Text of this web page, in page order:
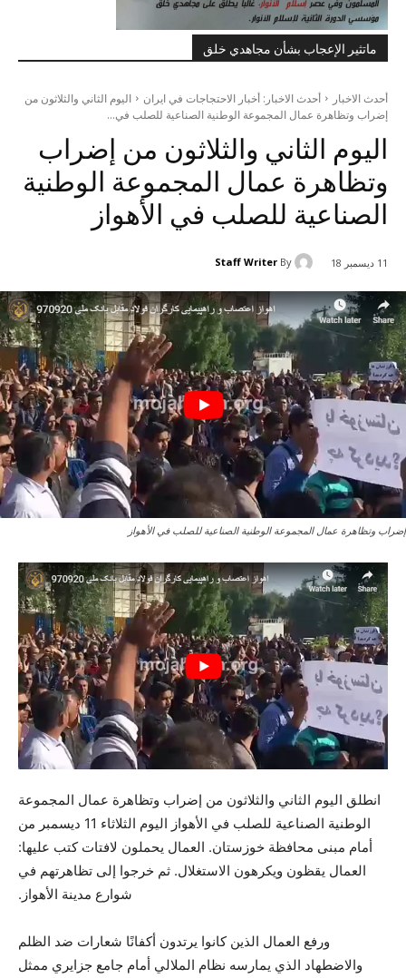
ماتثير الإعجاب بشأن مجاهدي خلق
أحدث الاخبار أحدث الاخبار: أخبار الاحتجاجات في ايران
اليوم الثاني والثلاثون من
إضراب وتظاهرة عمال المجموعة الوطنية الصناعية للصلب في...
اليوم الثاني والثلاثون من إضراب
وتظاهرة عمال المجموعة الوطنية
الصناعية للصلب في الأهواز
11 ديسمبر 18 By
Staff Writer
إضراب وتظاهرة عمال المجموعة الوطنية الصناعية للصلب في الأهواز
انطلق اليوم الثاني والثلاثون من إضراب وتظاهرة عمال المجموعة
الوطنية الصناعية للصلب في الأهواز اليوم الثلاثاء 11 ديسمبر من
أمام مبنى محافظة خوزستان. العمال يحملون لافتات كتب عليها:
العمال يقظون ويكرهون الاستغلال. ثم خرجوا إلى تظاهرتهم في
شوارع مدينة الأهواز.
ورفع العمال الذين كانوا يرتدون أكفانًا شعارات ضد الظلم
والاضطهاد الذي يمارسه نظام الملالي أمام جامع جزايري ممثل